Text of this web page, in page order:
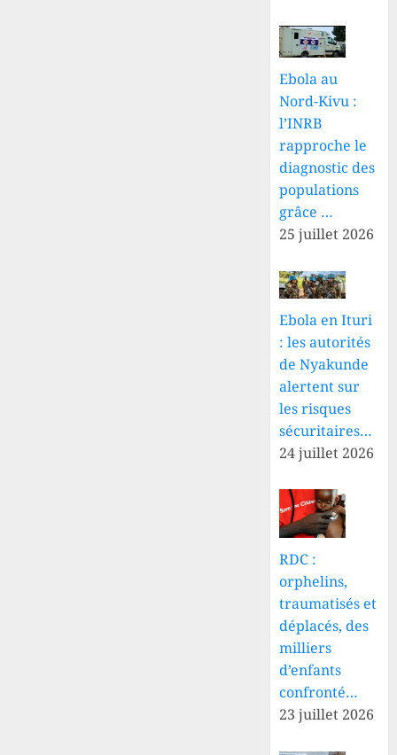
Ebola au
Nord-Kivu :
l’INRB
rapproche le
diagnostic des
populations
grâce …
25 juillet 2026
Ebola en Ituri
: les autorités
de Nyakunde
alertent sur
les risques
sécuritaires…
24 juillet 2026
RDC :
orphelins,
traumatisés et
déplacés, des
milliers
d’enfants
confronté…
23 juillet 2026